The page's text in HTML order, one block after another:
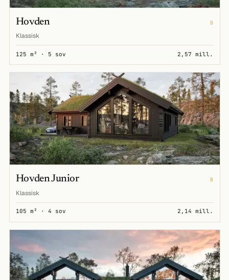
Hovden B
Klassisk
125 m² · 5 sov 2,57 mill.
Hovden Junior B
Klassisk
105 m² · 4 sov 2,14 mill.